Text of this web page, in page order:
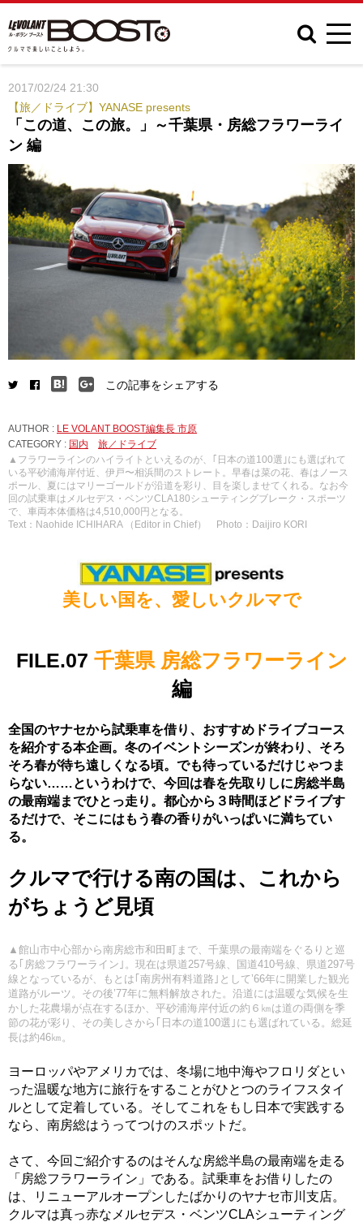
2017/02/24 21:30
【旅／ドライブ】YANASE presents
「この道、この旅。」～千葉県・房総フラワーライ
ン 編
この記事をシェアする
AUTHOR : LE VOLANT BOOST編集長 市原
CATEGORY : 国内
旅／ドライブ
▲フラワーラインのハイライトといえるのが、｢日本の道100選｣にも選ばれて
いる平砂浦海岸付近、伊戸〜相浜間のストレート。早春は菜の花、春はノース
ポール、夏にはマリーゴールドが沿道を彩り、目を楽しませてくれる。なお今
回の試乗車はメルセデス・ベンツCLA180シューティングブレーク・スポーツ
で、車両本体価格は4,510,000円となる。
Text：Naohide ICHIHARA （Editor in Chief） Photo：Daijiro KORI
美しい国を、愛しいクルマで
FILE.07 千葉県 房総フラワーライン
編
全国のヤナセから試乗車を借り、おすすめドライブコース
を紹介する本企画。冬のイベントシーズンが終わり、そろ
そろ春が待ち遠しくなる頃。でも待っているだけじゃつま
らない……というわけで、今回は春を先取りしに房総半島
の最南端までひとっ走り。都心から３時間ほどドライブす
るだけで、そこにはもう春の香りがいっぱいに満ちてい
る。
クルマで行ける南の国は、これから
がちょうど見頃
▲館山市中心部から南房総市和田町まで、千葉県の最南端をぐるりと巡
る｢房総フラワーライン｣。現在は県道257号線、国道410号線、県道297号
線となっているが、もとは｢南房州有料道路｣として’66年に開業した観光
道路がルーツ。その後’77年に無料解放された。沿道には温暖な気候を生
かした花農場が点在するほか、平砂浦海岸付近の約６㎞は道の両側を季
節の花が彩り、その美しさから｢日本の道100選｣にも選ばれている。総延
長は約46㎞。
ヨーロッパやアメリカでは、冬場に地中海やフロリダとい
った温暖な地方に旅行をすることがひとつのライフスタイ
ルとして定着している。そしてこれをもし日本で実践する
なら、南房総はうってつけのスポットだ。
さて、今回ご紹介するのはそんな房総半島の最南端を走る
「房総フラワーライン」である。試乗車をお借りしたの
は、リニューアルオープンしたばかりのヤナセ市川支店。
クルマは真っ赤なメルセデス・ベンツCLAシューティング